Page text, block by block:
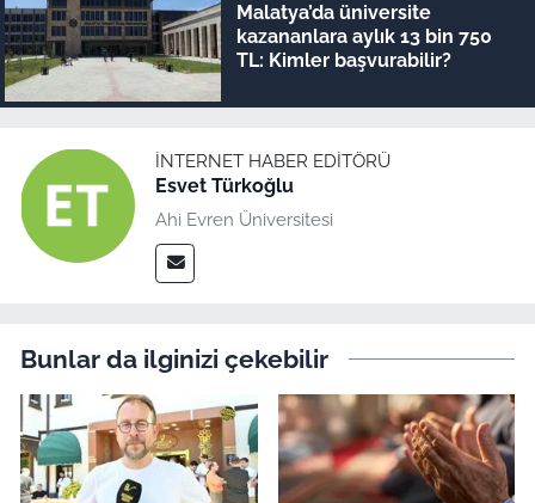
Malatya’da üniversite
kazananlara aylık 13 bin 750
TL: Kimler başvurabilir?
İNTERNET HABER EDITÖRÜ
Esvet Türkoğlu
Ahi Evren Üniversitesi
Bunlar da ilginizi çekebilir